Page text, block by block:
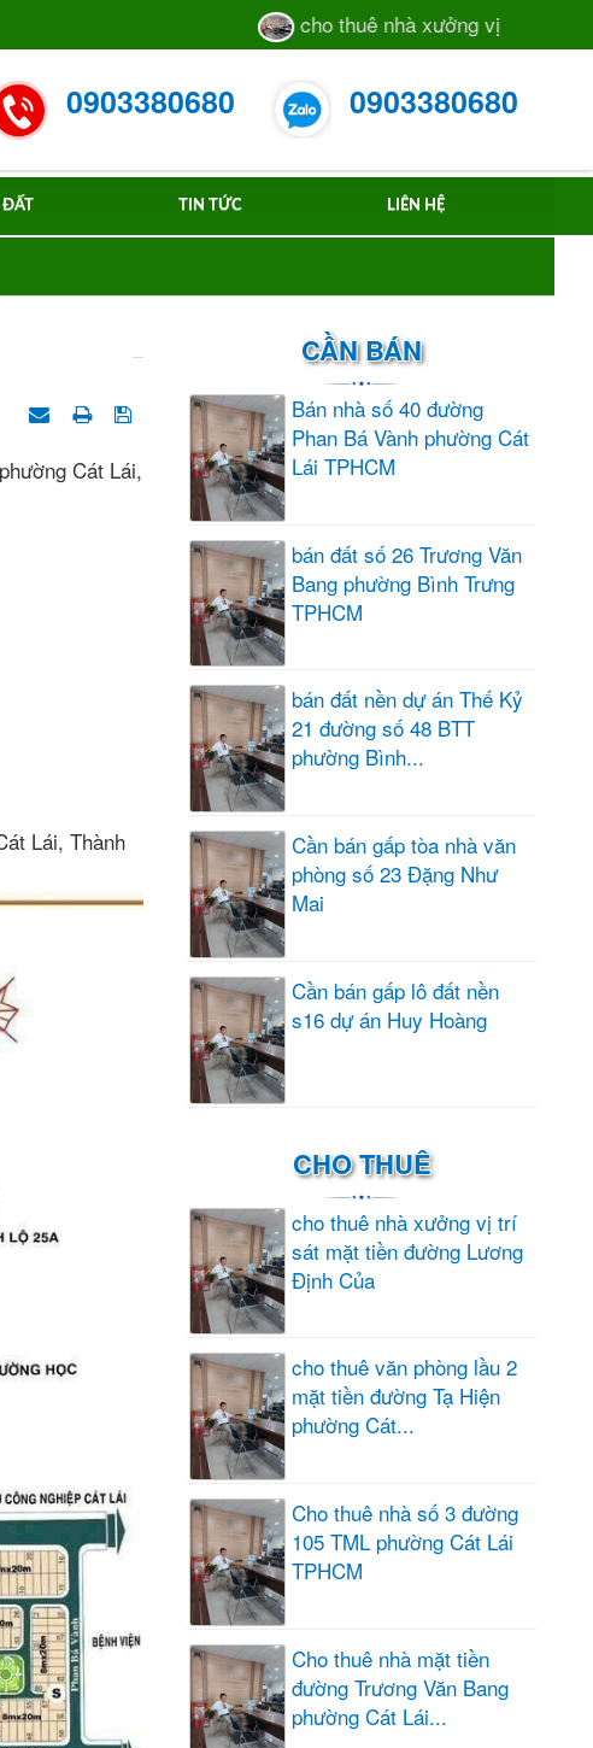
cho thuê nhà xưởng vị trí sát mặt
0903380680 0903380680
ĐẤT TIN TỨC LIÊN HỆ
Cát Lái,
Lái, Thành
CẦN BÁN
Bán nhà số 40 đường
Phan Bá Vành phường Cát
Lái TPHCM
bán đất số 26 Trương Văn
Bang phường Bình Trưng
TPHCM
bán đất nền dự án Thế Kỷ
21 đường số 48 BTT
phường Bình...
Cần bán gấp tòa nhà văn
phòng số 23 Đặng Như
Mai
Cần bán gấp lô đất nền
s16 dự án Huy Hoàng
CHO THUÊ
cho thuê nhà xưởng vị trí
sát mặt tiền đường Lương
Định Của
cho thuê văn phòng lầu 2
mặt tiền đường Tạ Hiện
phường Cát...
Cho thuê nhà số 3 đường
105 TML phường Cát Lái
TPHCM
Cho thuê nhà mặt tiền
đường Trương Văn Bang
phường Cát Lái...